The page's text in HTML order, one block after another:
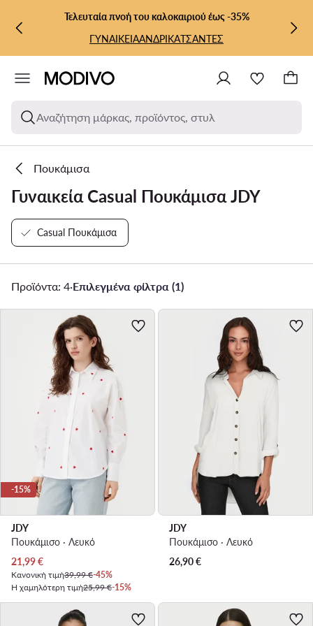
ΜΕΤΆΒΑΣΗ ΣΤΟ ΚΎΡΙΟ ΠΕΡΙΕΧΌΜΕΝΟ
ΜΕΤΆΒΑΣΗ ΣΤΗΝ ΑΝΑΖΉΤΗΣΗ
Τελευταία πνοή του καλοκαιριού έως -35%
ΓΥΝΑΙΚΕΙΑΑΝΔΡΙΚΑΤΣΑΝΤΕΣ
Αναζήτηση μάρκας, προϊόντος, στυλ
Πουκάμισα
Γυναικεία Casual Πουκάμισα JDY
Casual Πουκάμισα
Προϊόντα: 4·Επιλεγμένα φίλτρα (1)
-15%
JDY
Πουκάμισο · Λευκό
Τρέχουσα τιμή
21,99€
Κανονική τιμή39,99 €-45%
Η χαμηλότερη τιμή25,99 €-15%
JDY
Πουκάμισο · Λευκό
26,90€